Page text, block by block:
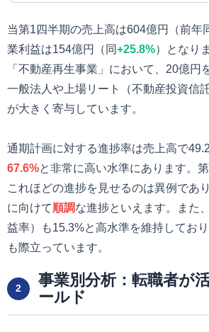
当第1四半期の売上高は604億円（前年
業利益は154億円（同+25.8%）となり
「不動産再生事業」において、20億円
一般法人や上場リート（不動産投資信
が大きく寄与しています。
通期計画に対する進捗率は売上高で
67.6%と非常に高い水準にあります。
これほどの進捗を見せるのは異例であ
に向けて順調な進捗といえます。また
益率）も15.3%と高水準を維持してお
も際立っています。
2
事業別分析：転職者が
ールド